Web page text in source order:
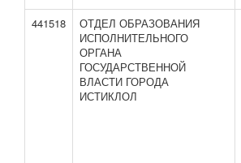
441518
ОТДЕЛ ОБРАЗОВАНИЯ
ИСПОЛНИТЕЛЬНОГО
ОРГАНА
ГОСУДАРСТВЕННОЙ
ВЛАСТИ ГОРОДА
ИСТИКЛОЛ